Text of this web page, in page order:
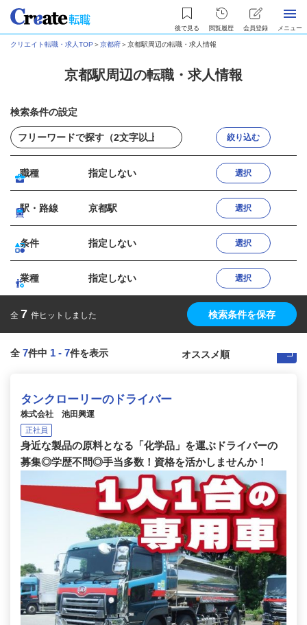
後で見る 閲覧履歴 会員登録 メニュー
クリエイト転職・求人TOP ＞京都府＞京都駅周辺の転職・求人情報
京都駅周辺の転職・求人情報
検索条件の設定
絞り込む
職種 指定しない 選択
駅・路線 京都駅 選択
条件 指定しない 選択
業種 指定しない 選択
全 7 件ヒットしました 検索条件を保存
全 7件中 1 - 7件を表示
タンクローリーのドライバー
株式会社 池田興運
正社員
身近な製品の原料となる「化学品」を運ぶドライバーの
募集◎学歴不問◎手当多数！資格を活かしませんか！